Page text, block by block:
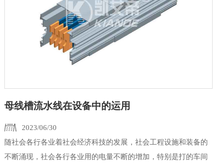
母线槽流水线在设备中的运用
2023/06/30
随社会各行各业着社会经济科技的发展，社会工程设施和装备的
不断涌现，社会各行各业用的电量不断的增加，特别是打的车间